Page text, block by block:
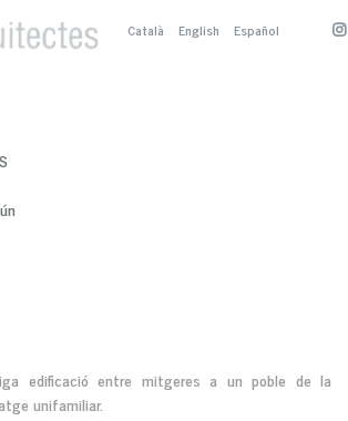
Català English Español
FORTÚN
I PREMIS
FORTÚN
edificació entre mitgeres a un poble de la
unifamiliar.